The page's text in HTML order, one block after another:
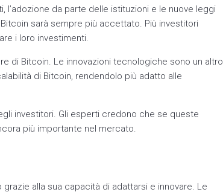
l’adozione da parte delle istituzioni e le nuove leggi
sarà sempre più accettato. Più investitori
i loro investimenti.
di Bitcoin. Le innovazioni tecnologiche sono un altro
di Bitcoin, rendendolo più adatto alle
investitori. Gli esperti credono che se queste
più importante nel mercato.
alla sua capacità di adattarsi e innovare. Le